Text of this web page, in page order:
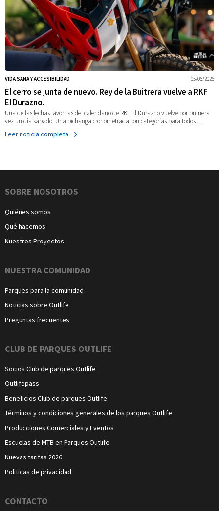
05/06/2026
VIDA SANA Y ACCESIBILIDAD
El cerro se junta de nuevo. Rey de la Buitrera vuelve a RKF
El Durazno.
Una de las fechas favoritas del calendario de RKF El Durazno vuelve por primera
vez un día sábado. Una pichanga cronometrada con categorías para todos …
Leer noticia completa
Navegación
SOBRE NOSOTROS
Quiénes somos
Qué hacemos
Nuestros Proyectos
NUESTRA COMUNIDAD
Parques para la comunidad
Noticias sobre Outlife
Preguntas frecuentes
CLUB DE PARQUES OUTLIFE
Socios Club de parques Outlife
Outlifepass
Beneficios Club de parques Outlife
Términos y condiciones generales de los parques Outlife
Producciones Comerciales y Eventos
Escuelas de MTB en Parques Outlife
Nuevas tarifas 2026
Politicas de privacidad
CONTACTO